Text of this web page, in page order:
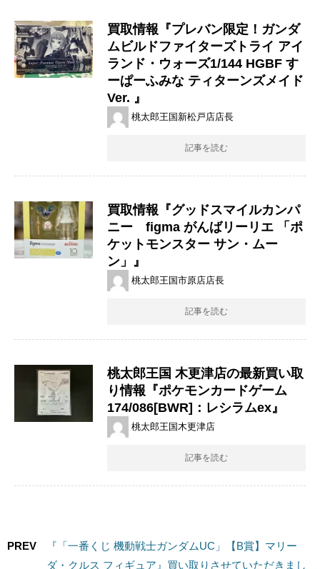
買取情報『プレバン限定！ガンダ
ムビルドファイターズトライ ​アイ
ランド・ウォーズ1/144 ​HGBF ​す
ーぱーふみな ​ティターンズメイド
Ver. ​』
桃太郎王国新松戸店店長
記事を読む
買取情報『グッドスマイルカンパ
ニー figma ​がんばリーリエ ​「ポ
ケットモンスター ​サン・ムー
ン」』
桃太郎王国市原店店長
記事を読む
桃太郎王国 木更津店の最新買い取
り情報『ポケモンカードゲーム
174/086[BWR]：レシラムex』
桃太郎王国木更津店
記事を読む
PREV
『「一番くじ 機動戦士ガンダムUC」【B賞】マリー
ダ・クルス フィギュア』買い取りさせていただきまし